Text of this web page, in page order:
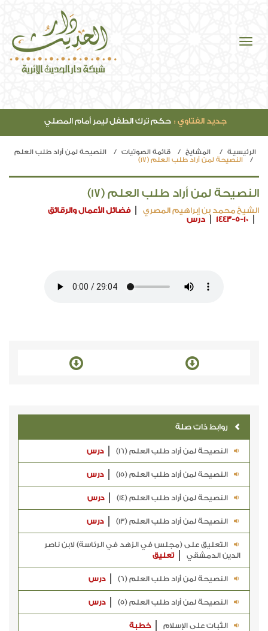
جديد الفتاوي : حكم ترك الطفل ليمر أمام المصلي
الرئيسيـة المشايخ قائمة الصوتيات
النصيحة لمن أراد طلب العلم
النصيحة لمن أراد طلب العلم (17)
النصيحة لمن أراد طلب العلم (17)
الشيخ محمد بن إبراهيم المصري
فضائل الأعمال والرقائق
1443-5-10
درس
روابط ذات صلة
النصيحة لمن أراد طلب العلم (16) درس
النصيحة لمن أراد طلب العلم (15) درس
النصيحة لمن أراد طلب العلم (14) درس
النصيحة لمن أراد طلب العلم (13) درس
التعليق على (مجلس في الزهد في الرئاسة) لابن ناصر
الدين الدمشقي
تعليق
النصيحة لمن أراد طلب العلم (6) درس
النصيحة لمن أراد طلب العلم (5) درس
الثبات على الإسلام خطبة